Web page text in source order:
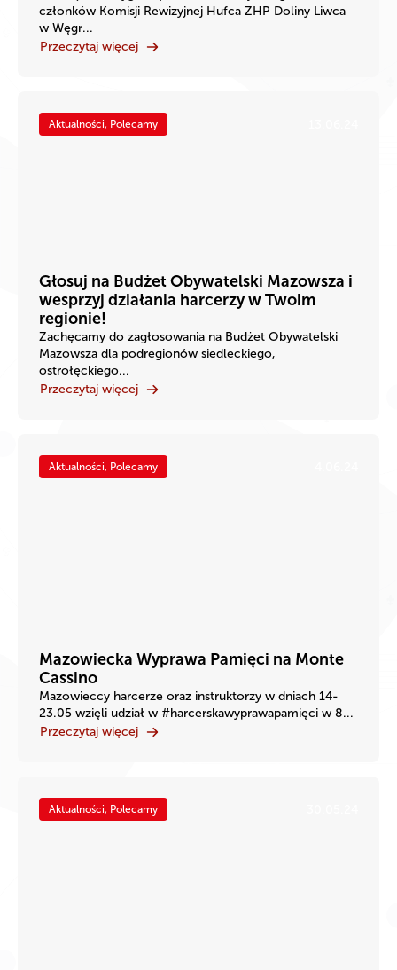
członków Komisji Rewizyjnej Hufca ZHP Doliny Liwca
w Węgr...
Przeczytaj więcej
Aktualności, Polecamy
Głosuj na Budżet Obywatelski Mazowsza i
wesprzyj działania harcerzy w Twoim
regionie!
Zachęcamy do zagłosowania na Budżet Obywatelski
Mazowsza dla podregionów siedleckiego,
ostrołęckiego...
Przeczytaj więcej
Aktualności, Polecamy
Mazowiecka Wyprawa Pamięci na Monte
Cassino
Mazowieccy harcerze oraz instruktorzy w dniach 14-
23.05 wzięli udział w #harcerskawyprawapamięci w 8...
Przeczytaj więcej
Aktualności, Polecamy